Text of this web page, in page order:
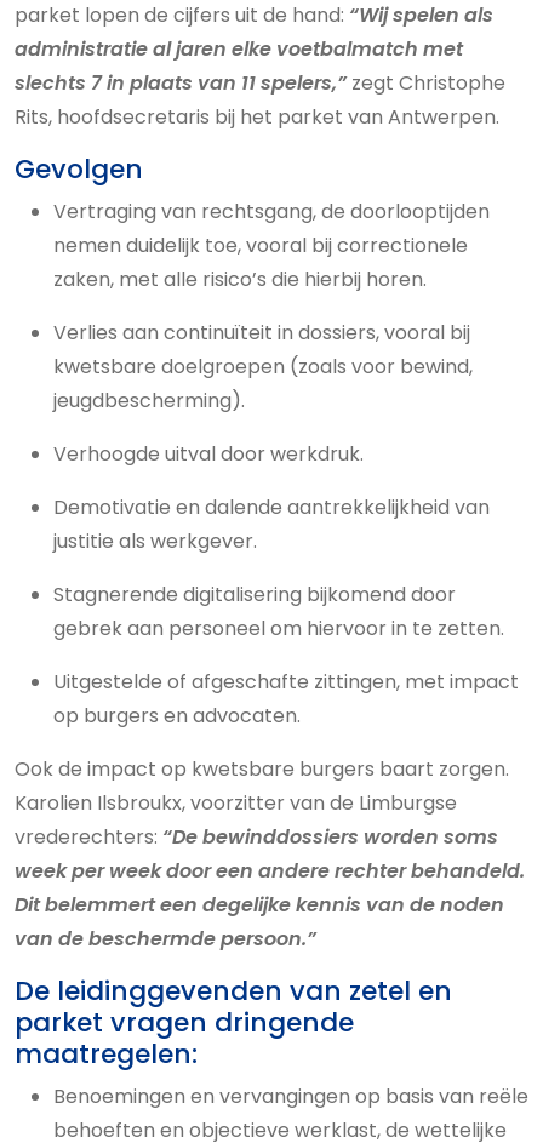
parket lopen de cijfers uit de hand: “Wij spelen als
administratie al jaren elke voetbalmatch met
slechts 7 in plaats van 11 spelers,”zegt Christophe
Rits, hoofdsecretaris bij het parket van Antwerpen.
Gevolgen
Vertraging van rechtsgang, de doorlooptijden
nemen duidelijk toe, vooral bij correctionele
zaken, met alle risico’s die hierbij horen.
Verlies aan continuïteit in dossiers, vooral bij
kwetsbare doelgroepen (zoals voor bewind,
jeugdbescherming).
Verhoogde uitval door werkdruk.
Demotivatie en dalende aantrekkelijkheid van
justitie als werkgever.
Stagnerende digitalisering bijkomend door
gebrek aan personeel om hiervoor in te zetten.
Uitgestelde of afgeschafte zittingen, met impact
op burgers en advocaten.
Ook de impact op kwetsbare burgers baart zorgen.
Karolien Ilsbroukx, voorzitter van de Limburgse
vrederechters: “De bewinddossiers worden soms
week per week door een andere rechter behandeld.
Dit belemmert een degelijke kennis van de noden
van de beschermde persoon.”
De leidinggevenden van zetel en
parket vragen dringende
maatregelen:
Benoemingen en vervangingen op basis van reële
behoeften en objectieve werklast, de wettelijke